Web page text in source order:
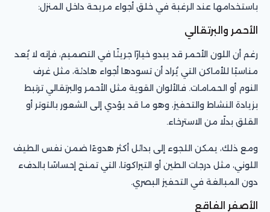
باستخدامها عند الرغبة في خلق أجواء مريحة داخل المنزل:
الأحمر والبرتقالي
رغم أن اللون الأحمر قد يبدو خيارًا جريئًا في التصميم، فإنه لا يُعد
مناسبًا للأماكن التي يُراد أن تسودها أجواء هادئة، مثل غرف
النوم أو الحمامات. فالألوان القوية مثل الأحمر والبرتقالي ترتبط
بزيادة النشاط والتحفيز، وهو ما قد يؤدي إلى الشعور بالتوتر أو
القلق بدلًا من الاسترخاء.
ومع ذلك، يمكن اللجوء إلى بدائل أكثر هدوءًا ضمن نفس الطيف
اللوني، مثل درجات الطين أو التيراكوتا، التي تمنح إحساسًا بالدفء
دون المبالغة في التحفيز البصري.
الأصفر الفاقع